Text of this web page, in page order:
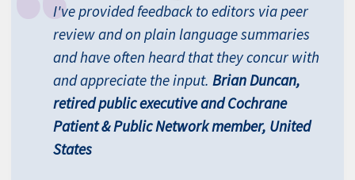
I've provided feedback to editors via peer
review and on plain language summaries
and have often heard that they concur with
and appreciate the input. Brian Duncan,
retired public executive and Cochrane
Patient & Public Network member, United
States